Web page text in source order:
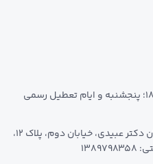
شنبه تا چهارشنبه از ساعت 8 الی 18؛ پنجشنبه و ایام تعطیل رسمی
تهران، محله شهرک استقلال، خیابان دکتر عبیدی، خیابان دوم، پلاک 12،